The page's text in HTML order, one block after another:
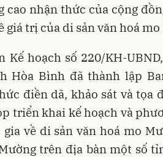
cao nhận thức của cộng
giá trị của di sản văn hoá
hoạch số 220/KH-
Hòa Bình đã thành lập
điền dã, khảo sát và tọa
triển khai kế hoạch và
về di sản văn hoá mo
trên địa bàn một số